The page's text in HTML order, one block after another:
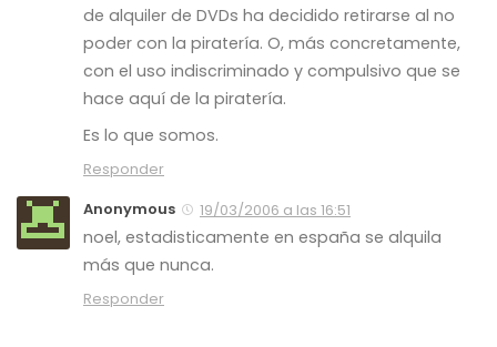
de alquiler de DVDs ha decidido retirarse al no
poder con la piratería. O, más concretamente,
con el uso indiscriminado y compulsivo que se
hace aquí de la piratería.
Es lo que somos.
Responder
Anonymous
19/03/2006 a las 16:51
noel, estadisticamente en españa se alquila
más que nunca.
Responder